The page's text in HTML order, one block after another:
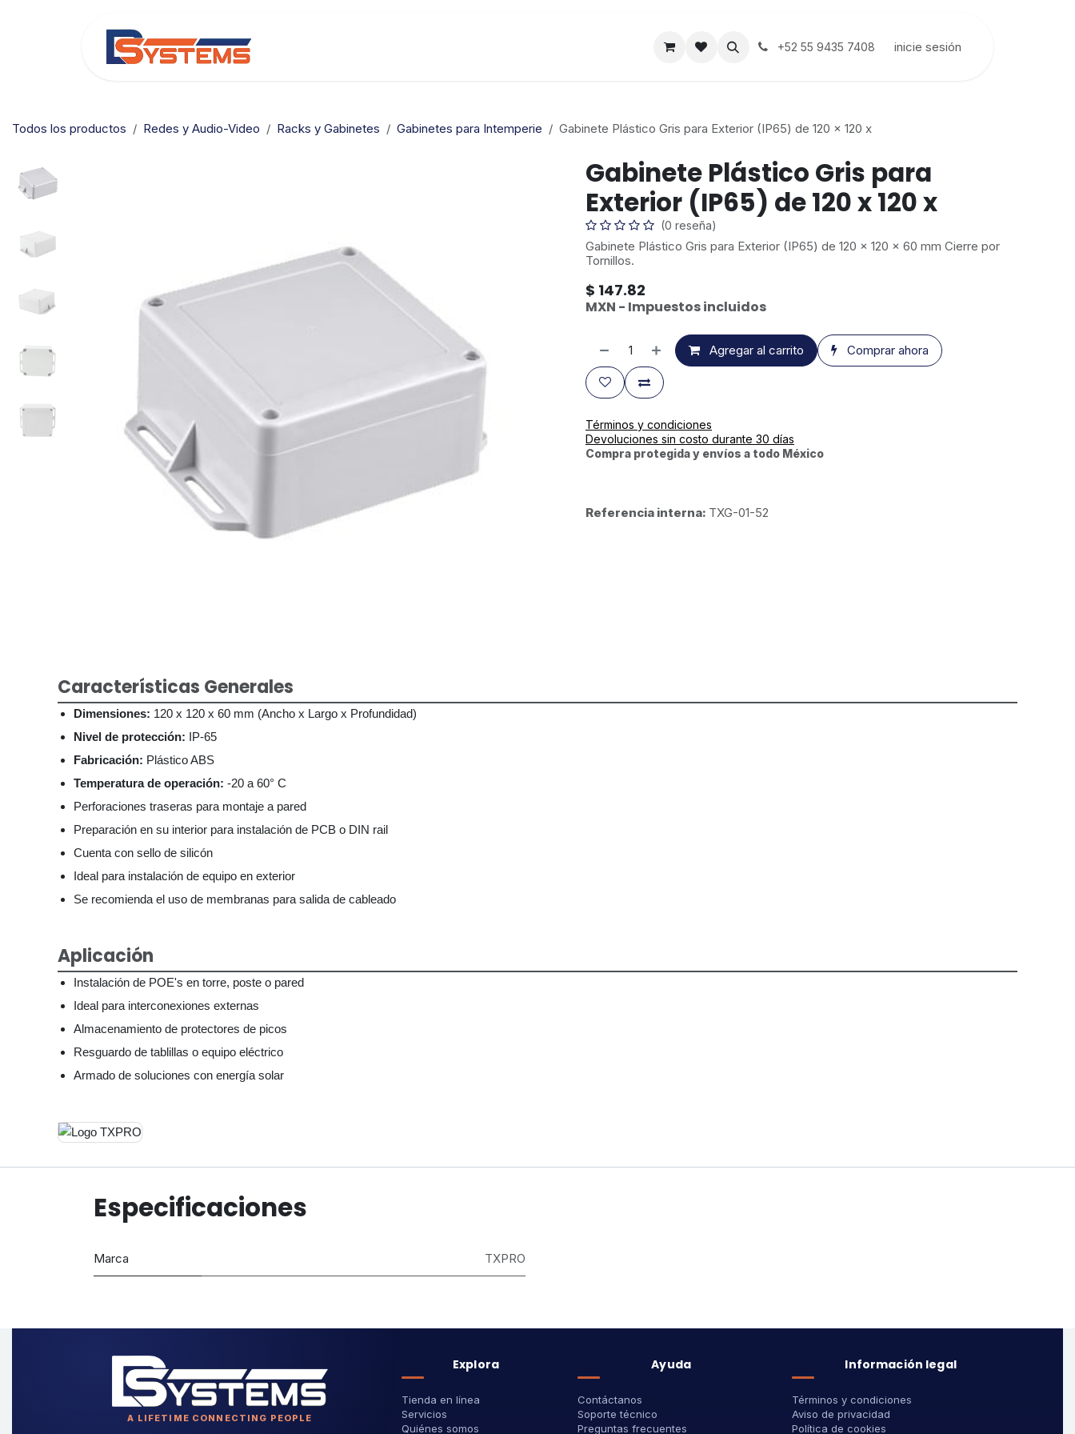
+52 55 9435 7408 inicie sesión
Todos los productos Redes y Audio-Video Racks y Gabinetes Gabinetes para Intemperie Gabinete Plástico Gris para Exterior (IP65) de 120 x 120 x
Gabinete Plástico Gris para
Exterior (IP65) de 120 x 120 x
(0 reseña)
Gabinete Plástico Gris para Exterior (IP65) de 120 x 120 x 60 mm Cierre por
Tornillos.
$ 147.82
MXN - Impuestos incluidos
Agregar al carrito Comprar ahora
Términos y condiciones
Devoluciones sin costo durante 30 días
Compra protegida y envíos a todo México
Referencia interna: TXG-01-52
Características Generales
Dimensiones: 120 x 120 x 60 mm (Ancho x Largo x Profundidad)
Nivel de protección: IP-65
Fabricación: Plástico ABS
Temperatura de operación: -20 a 60° C
Perforaciones traseras para montaje a pared
Preparación en su interior para instalación de PCB o DIN rail
Cuenta con sello de silicón
Ideal para instalación de equipo en exterior
Se recomienda el uso de membranas para salida de cableado
Aplicación
Instalación de POE's en torre, poste o pared
Ideal para interconexiones externas
Almacenamiento de protectores de picos
Resguardo de tablillas o equipo eléctrico
Armado de soluciones con energía solar
Especificaciones
Marca TXPRO
A LIFETIME CONNECTING PEOPLE
Explora
Tienda en línea
Servicios
Quiénes somos
Ayuda
Contáctanos
Soporte técnico
Preguntas frecuentes
Información legal
Términos y condiciones
Aviso de privacidad
Política de cookies